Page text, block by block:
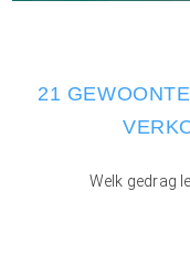
21
Welk gedrag